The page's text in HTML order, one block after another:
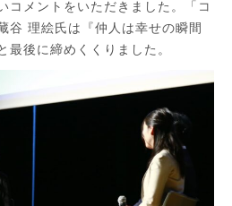
コメントをいただきました。「コ
谷 理絵氏は『仲人は幸せの瞬間
最後に締めくくりました。